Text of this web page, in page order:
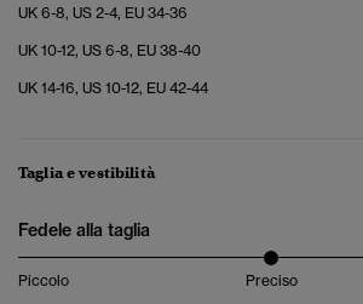
UK 6-8, US 2-4, EU 34-36
UK 10-12, US 6-8, EU 38-40
UK 14-16, US 10-12, EU 42-44
Taglia e vestibilità
Fedele alla taglia
Piccolo Preciso